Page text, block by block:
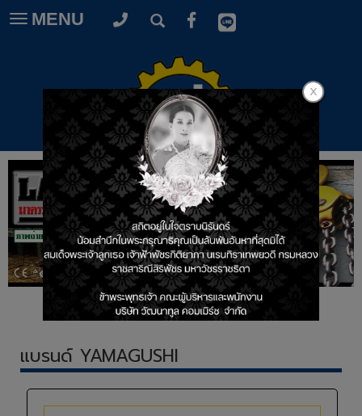
Toggle
MENU
แบรนด์ YAMAGUSHI